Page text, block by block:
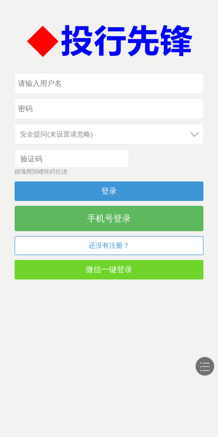
安全提问(未设置请忽略)
鐐瑰嚮閲嶆柊鍔犺浇
登录
手机号登录
还没有注册？
微信一键登录